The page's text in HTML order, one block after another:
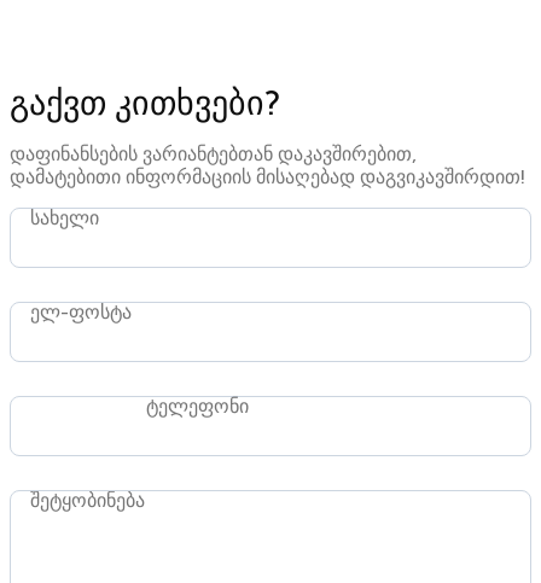
გაქვთ კითხვები?
დაფინანსების ვარიანტებთან დაკავშირებით,
დამატებითი ინფორმაციის მისაღებად დაგვიკავშირდით!
სახელი
ელ-ფოსტა
ტელეფონი
შეტყობინება